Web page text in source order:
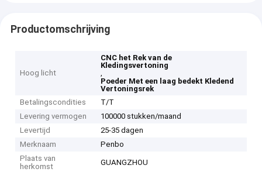
Productomschrijving
Hoog licht
CNC het Rek van de
Kledingsvertoning
,
Poeder Met een laag bedekt Kledend
Vertoningsrek
Betalingscondities
T/T
Levering vermogen
100000 stukken/maand
Levertijd
25-35 dagen
Merknaam
Penbo
Plaats van
herkomst
GUANGZHOU